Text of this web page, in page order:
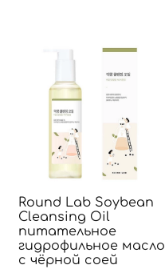
Round Lab Soybean
Cleansing Oil
питательное
гидрофильное масло
с чёрной соей